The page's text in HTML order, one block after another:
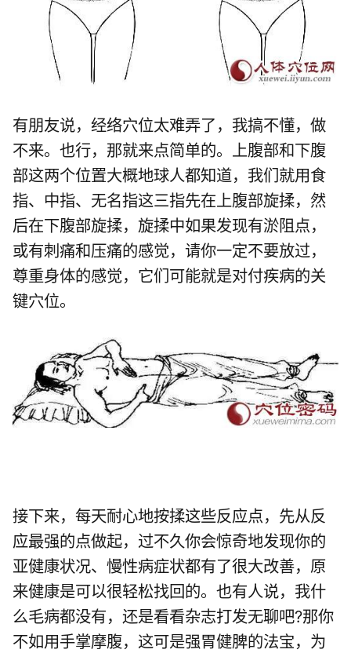
有朋友说，经络穴位太难弄了，我搞不懂，做
不来。也行，那就来点简单的。上腹部和下腹
部这两个位置大概地球人都知道，我们就用食
指、中指、无名指这三指先在上腹部旋揉，然
后在下腹部旋揉，旋揉中如果发现有淤阻点，
或有刺痛和压痛的感觉，请你一定不要放过，
尊重身体的感觉，它们可能就是对付疾病的关
键穴位。
接下来，每天耐心地按揉这些反应点，先从反
应最强的点做起，过不久你会惊奇地发现你的
亚健康状况、慢性病症状都有了很大改善，原
来健康是可以很轻松找回的。也有人说，我什
么毛病都没有，还是看看杂志打发无聊吧?那你
不如用手掌摩腹，这可是强胃健脾的法宝，为